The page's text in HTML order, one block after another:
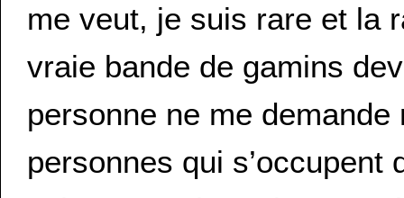
me veut, je suis rare et la
vraie bande de gamins
personne ne me
personnes qui